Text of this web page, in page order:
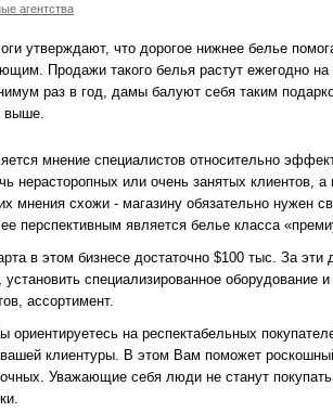
агентства
утверждают, что дорогое нижнее белье
Продажи такого белья растут ежегодно на
раз в год, дамы балуют себя таким
выше.
мнение специалистов относительно
нерасторопных или очень занятых клиентов,
мнения схожи - магазину обязательно нужен
перспективным является белье класса
в этом бизнесе достаточно $100 тыс. За
установить специализированное
ассортимент.
ориентируетесь на респектабельных
клиентуры. В этом Вам поможет
Уважающие себя люди не станут